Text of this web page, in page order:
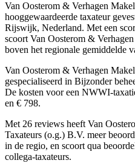
Van Oosterom & Verhagen
hooggewaardeerde taxateur
Rijswijk, Nederland. Met een
scoort Van Oosterom &
boven het regionale gemiddelde
Van Oosterom & Verhagen
gespecialiseerd in Bijzonder
De kosten voor een NWWI-
en € 798.
Met 26 reviews heeft Van
Taxateurs (o.g.) B.V. meer
in de regio, en scoort qua
collega-taxateurs.